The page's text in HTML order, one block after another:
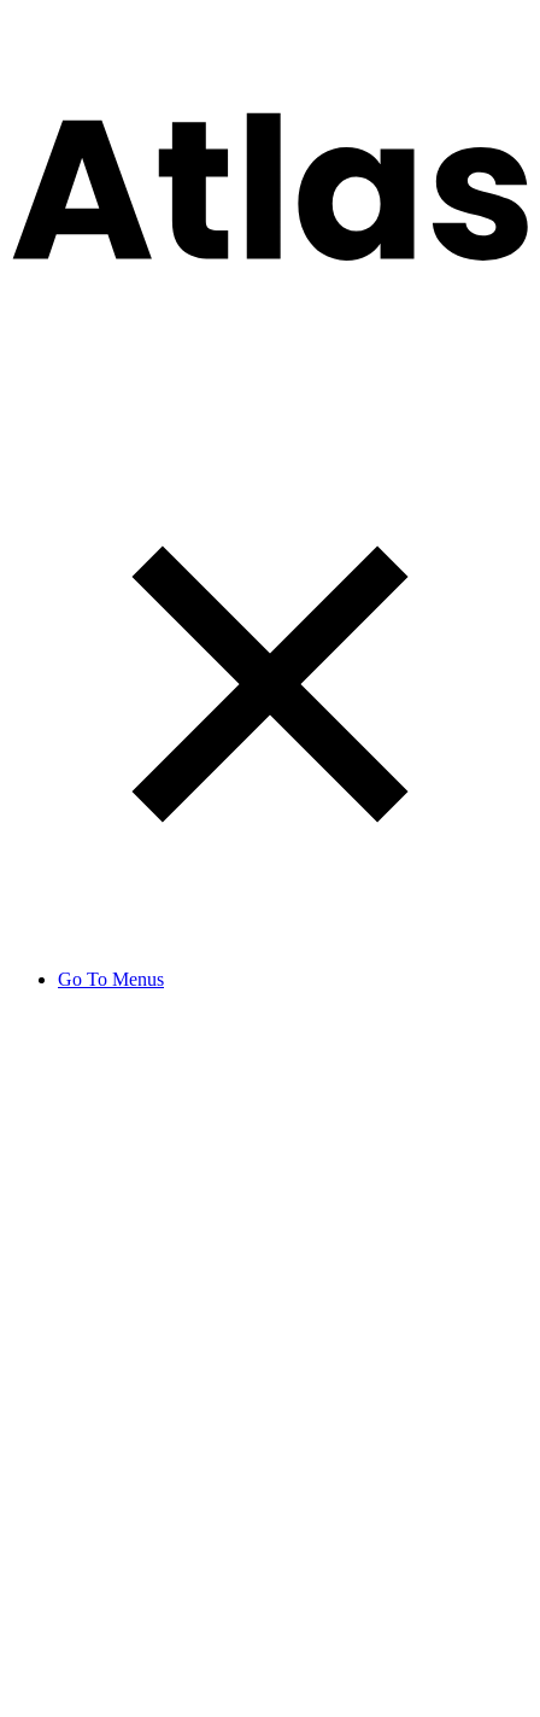
Go To Menus